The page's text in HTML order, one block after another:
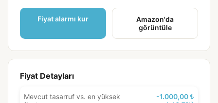
Fiyat alarmı kur
Amazon'da
görüntüle
Fiyat Detayları
Mevcut tasarruf vs. en yüksek
-1.000,00 ₺